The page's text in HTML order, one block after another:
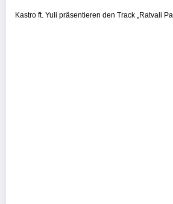
Kastro ft. Yuli präsentieren den Track „Ratvali Pa